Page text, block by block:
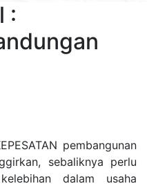
:
pembangunan
sebaliknya perlu
dalam usaha